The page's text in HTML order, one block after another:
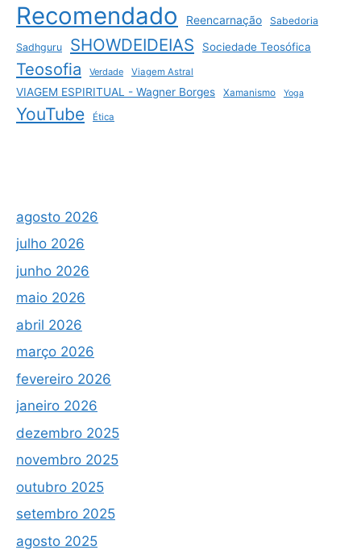
Recomendado Reencarnação Sabedoria
Sadhguru SHOWDEIDEIAS Sociedade Teosófica
Teosofia Verdade Viagem Astral
VIAGEM ESPIRITUAL - Wagner Borges Xamanismo Yoga
YouTube Ética
agosto 2026
julho 2026
junho 2026
maio 2026
abril 2026
março 2026
fevereiro 2026
janeiro 2026
dezembro 2025
novembro 2025
outubro 2025
setembro 2025
agosto 2025